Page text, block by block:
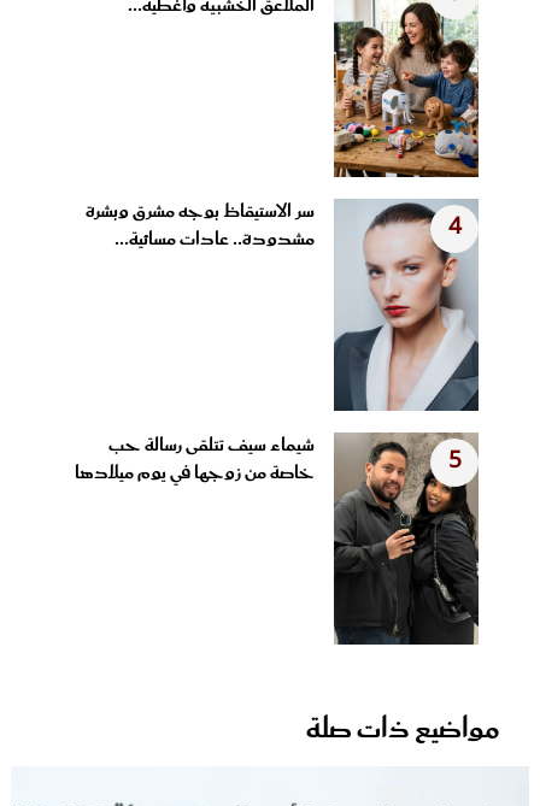
الملاعق الخشبية وأغطية...
4
سر الاستيقاظ بوجه مشرق وبشرة
مشدودة.. عادات مسائية...
5
شيماء سيف تتلقى رسالة حب
خاصة من زوجها في يوم ميلادها
مواضيع ذات صلة